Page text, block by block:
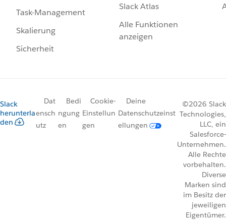
Task-Management
Skalierung
Sicherheit
Slack Atlas
Alle Funktionen
anzeigen
Slack
herunterla
den
Dat
ensch
utz
Bedi
ngung
en
Cookie-
Einstellun
gen
Deine
Datenschutzeinst
ellungen
©2026 Slack
Technologies,
LLC, ein
Salesforce-
Unternehmen.
Alle Rechte
vorbehalten.
Diverse
Marken sind
im Besitz der
jeweiligen
Eigentümer.